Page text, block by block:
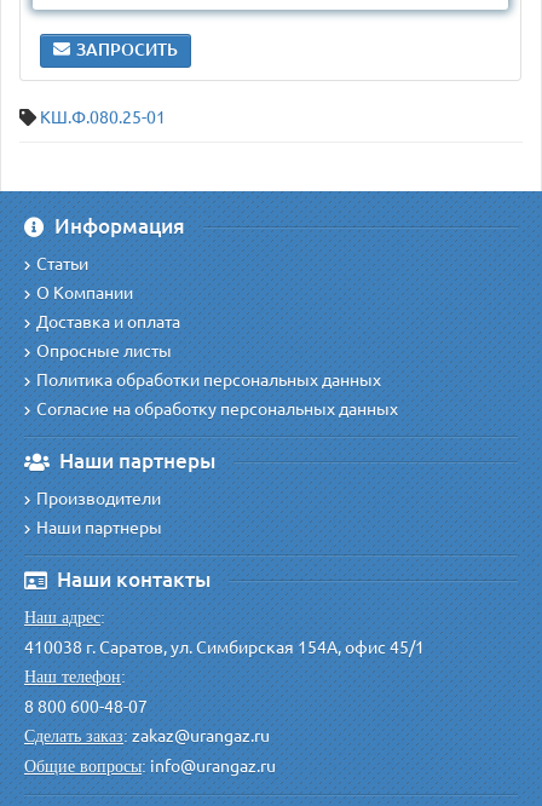
ЗАПРОСИТЬ
КШ.Ф.080.25-01
Информация
Статьи
О Компании
Доставка и оплата
Опросные листы
Политика обработки персональных данных
Согласие на обработку персональных данных
Наши партнеры
Производители
Наши партнеры
Наши контакты
Наш адрес:
410038 г. Саратов, ул. Симбирская 154А, офис 45/1
Наш телефон:
8 800 600-48-07
Сделать заказ:zakaz@urangaz.ru
Общие вопросы:info@urangaz.ru